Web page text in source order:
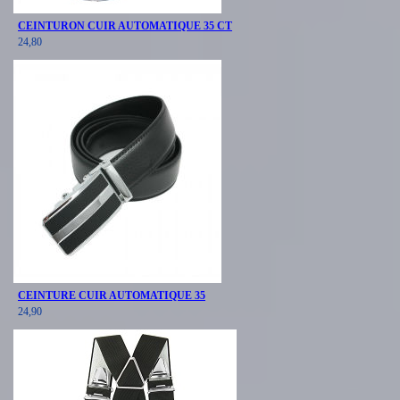
CEINTURON CUIR AUTOMATIQUE 35 CT
24,80
CEINTURE CUIR AUTOMATIQUE 35
24,90